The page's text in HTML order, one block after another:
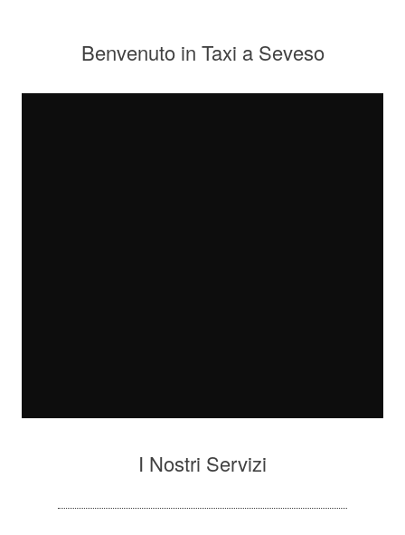
Benvenuto in Taxi a Seveso
I Nostri Servizi